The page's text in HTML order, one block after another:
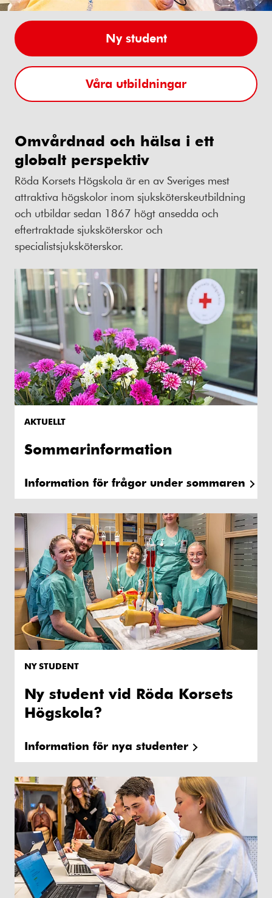
Ny student
Våra utbildningar
Omvårdnad och hälsa i ett
globalt perspektiv
Röda Korsets Högskola är en av Sveriges mest
attraktiva högskolor inom sjuksköterskeutbildning
och utbildar sedan 1867 högt ansedda och
eftertraktade sjuksköterskor och
specialistsjuksköterskor.
AKTUELLT
Sommarinformation
Information för frågor under sommaren
NY STUDENT
Ny student vid Röda Korsets
Högskola?
Information för nya studenter